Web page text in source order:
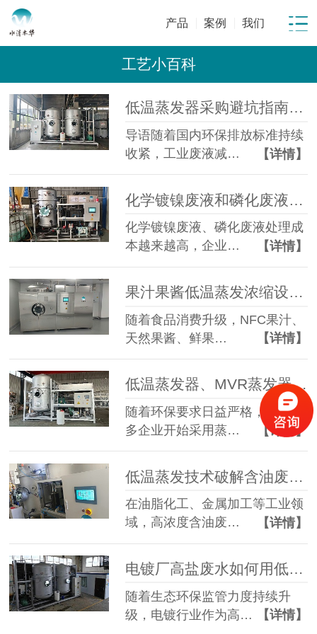
产品 案例 我们
工艺小百科
低温蒸发器采购避坑指南：工业废水蒸发设备选型10大坑
导语随着国内环保排放标准持续
收紧，工业废液减…
【详情】
化学镀镍废液、磷化废液处理成
本越来越高，企业…
【详情】
果汁果酱低温蒸发浓缩设备选型指南：六大核心因素全面解析
随着食品消费升级，NFC果汁、
天然果酱、鲜果…
【详情】
低温蒸发器、MVR蒸发器、三效蒸发器这么多蒸发器，到底该如何选择？
随着环保要求日益严格，越来越
多企业开始采用蒸…
【详情】
在油脂化工、金属加工等工业领
域，高浓度含油废…
【详情】
电镀厂高盐废水如何用低温蒸发器实现零排放？完整工艺解析
随着生态环保监管力度持续升
级，电镀行业作为高…
【详情】